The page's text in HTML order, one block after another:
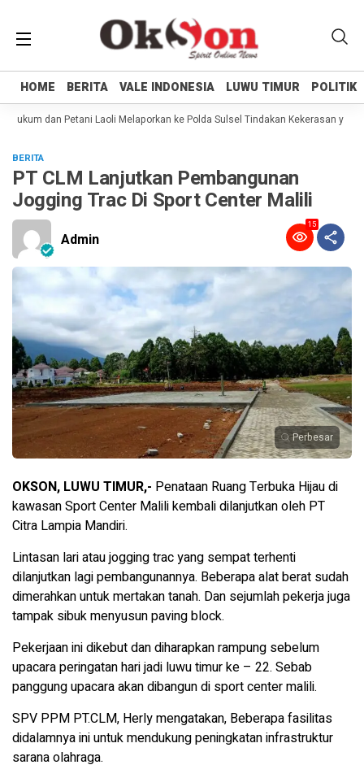
HOME BERITA VALE INDONESIA LUWU TIMUR POLITIK
HOME BERITA VALE INDONESIA LUWU TIMUR POLITIK
Hukum dan Petani Laoli Melaporkan ke Polda Sulsel Tindakan Kekerasan
BERITA
PT CLM Lanjutkan Pembangunan
Jogging Trac Di Sport Center Malili
Admin
15
Perbesar
OKSON, LUWU TIMUR,- Penataan Ruang Terbuka Hijau di
kawasan Sport Center Malili kembali dilanjutkan oleh PT
Citra Lampia Mandiri.
Lintasan lari atau jogging trac yang sempat terhenti
dilanjutkan lagi pembangunannya. Beberapa alat berat sudah
dimerahkan untuk mertakan tanah. Dan sejumlah pekerja juga
tampak sibuk menyusun paving block.
Pekerjaan ini dikebut dan diharapkan rampung sebelum
upacara peringatan hari jadi luwu timur ke – 22. Sebab
panggung upacara akan dibangun di sport center malili.
SPV PPM PT.CLM, Herly mengatakan, Beberapa fasilitas
didalamnya ini untuk mendukung peningkatan infrastruktur
sarana olahraga.